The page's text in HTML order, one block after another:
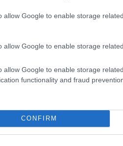
allow Google to enable storage
allow Google to enable storage
allow Google to enable storage
functionality and fraud
CONFIRM